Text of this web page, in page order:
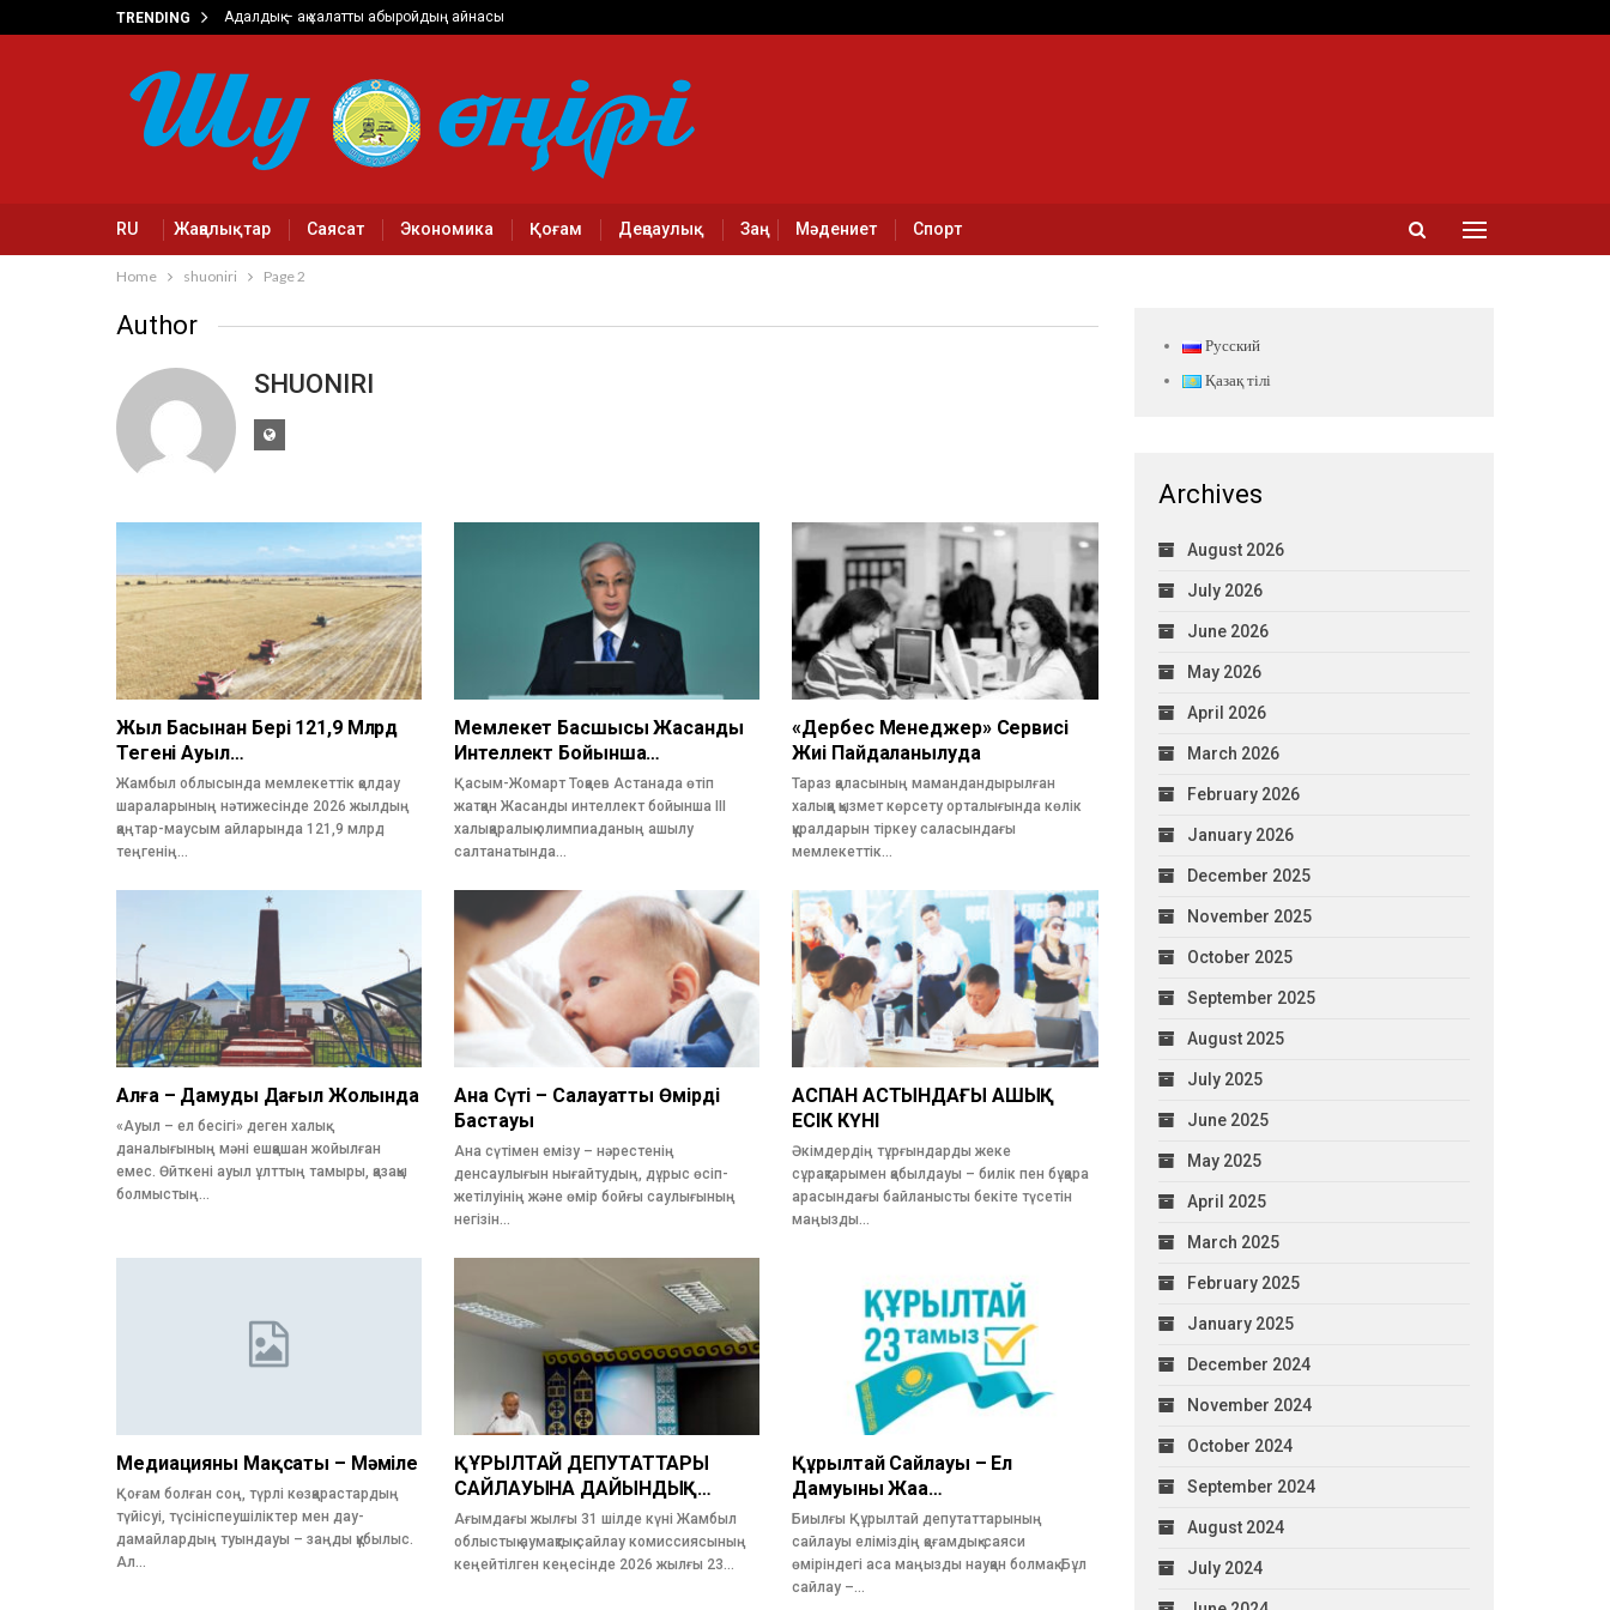
TRENDING Адалдық – ақ халатты абыройдың айнасы
RU Жаңалықтар Саясат Экономика Қоғам Деңсаулық Заң Мәдениет Спорт
Home shuoniri Page 2
Author
SHUONIRI
Жыл Басынан Бері 121,9 Млрд
Теңгенің Ауыл…
Жамбыл облысында мемлекеттік қолдау
шараларының нәтижесінде 2026 жылдың
қаңтар-маусым айларында 121,9 млрд
теңгенің…
Мемлекет Басшысы Жасанды
Интеллект Бойынша…
Қасым-Жомарт Тоқаев Астанада өтіп
жатқан Жасанды интеллект бойынша ІІІ
халықаралық олимпиаданың ашылу
салтанатында…
«Дербес Менеджер» Сервисі
Жиі Пайдаланылуда
Тараз қаласының мамандандырылған
халыққа қызмет көрсету орталығында көлік
құралдарын тіркеу саласындағы
мемлекеттік…
Алға – Дамудың Даңғыл Жолында
«Ауыл – ел бесігі» деген халық
даналығының мәні ешқашан жойылған
емес. Өйткені ауыл ұлттың тамыры, қазақы
болмыстың…
Ана Сүті – Салауатты Өмірдің
Бастауы
Ана сүтімен емізу – нәрестенің
денсаулығын нығайтудың, дұрыс өсіп-
жетілуінің және өмір бойғы саулығының
негізін…
АСПАН АСТЫНДАҒЫ АШЫҚ
ЕСІК КҮНІ
Әкімдердің тұрғындарды жеке
сұрақтарымен қабылдауы – билік пен бұқара
арасындағы байланысты бекіте түсетін
маңызды…
Медиацияның Мақсаты – Мәміле
Қоғам болған соң, түрлі көзқарастардың
түйісуі, түсініспеушіліктер мен дау-
дамайлардың туындауы – заңды құбылыс.
Ал…
ҚҰРЫЛТАЙ ДЕПУТАТТАРЫ
САЙЛАУЫНА ДАЙЫНДЫҚ…
Ағымдағы жылғы 31 шілде күні Жамбыл
облыстық аумақтық сайлау комиссиясының
кеңейтілген кеңесінде 2026 жылғы 23…
Құрылтай Сайлауы – Ел
Дамуының Жаңа…
Биылғы Құрылтай депутаттарының
сайлауы еліміздің қоғамдық-саяси
өміріндегі аса маңызды науқан болмақ. Бұл
сайлау –…
Русский
Қазақ тілі
Archives
August 2026
July 2026
June 2026
May 2026
April 2026
March 2026
February 2026
January 2026
December 2025
November 2025
October 2025
September 2025
August 2025
July 2025
June 2025
May 2025
April 2025
March 2025
February 2025
January 2025
December 2024
November 2024
October 2024
September 2024
August 2024
July 2024